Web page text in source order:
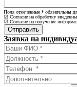
Поля отмеченные * обязательны
☑ Согласие на обработку
☑ Согласие на получение
Заявка на